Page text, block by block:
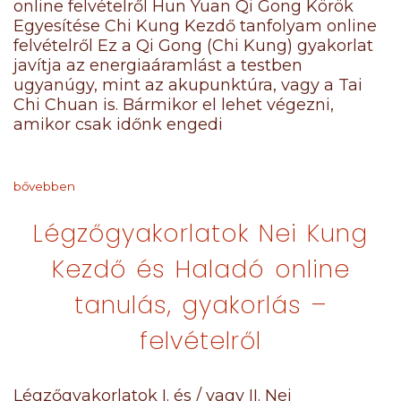
online felvételről Hun Yuan Qi Gong Körök
Egyesítése Chi Kung Kezdő tanfolyam online
felvételről Ez a Qi Gong (Chi Kung) gyakorlat
javítja az energiaáramlást a testben
ugyanúgy, mint az akupunktúra, vagy a Tai
Chi Chuan is. Bármikor el lehet végezni,
amikor csak időnk engedi
bővebben
Légzőgyakorlatok Nei Kung
Kezdő és Haladó online
tanulás, gyakorlás –
felvételről
Légzőgyakorlatok I. és / vagy II. Nei